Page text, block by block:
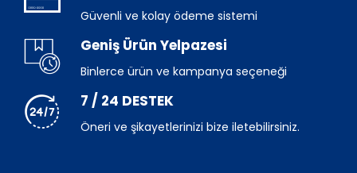
Güvenli ve kolay ödeme sistemi
Geniş Ürün Yelpazesi
Binlerce ürün ve kampanya seçeneği
7 / 24 DESTEK
Öneri ve şikayetlerinizi bize iletebilirsiniz.